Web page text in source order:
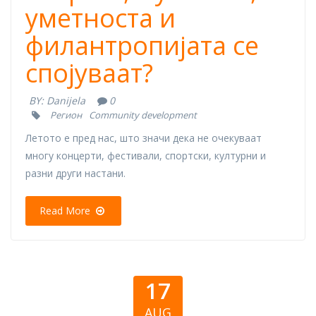
уметноста и
филантропијата се
спојуваат?
BY: Danijela 0
Регион Community development
Летото е пред нас, што значи дека не очекуваат
многу концерти, фестивали, спортски, културни и
разни други настани.
Read More
17